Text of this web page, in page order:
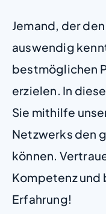
Jemand, der
auswendig
bestmöglichen
erzielen. In
Sie mithilfe
Netzwerks den
können.
Kompetenz und
Erfahrung!